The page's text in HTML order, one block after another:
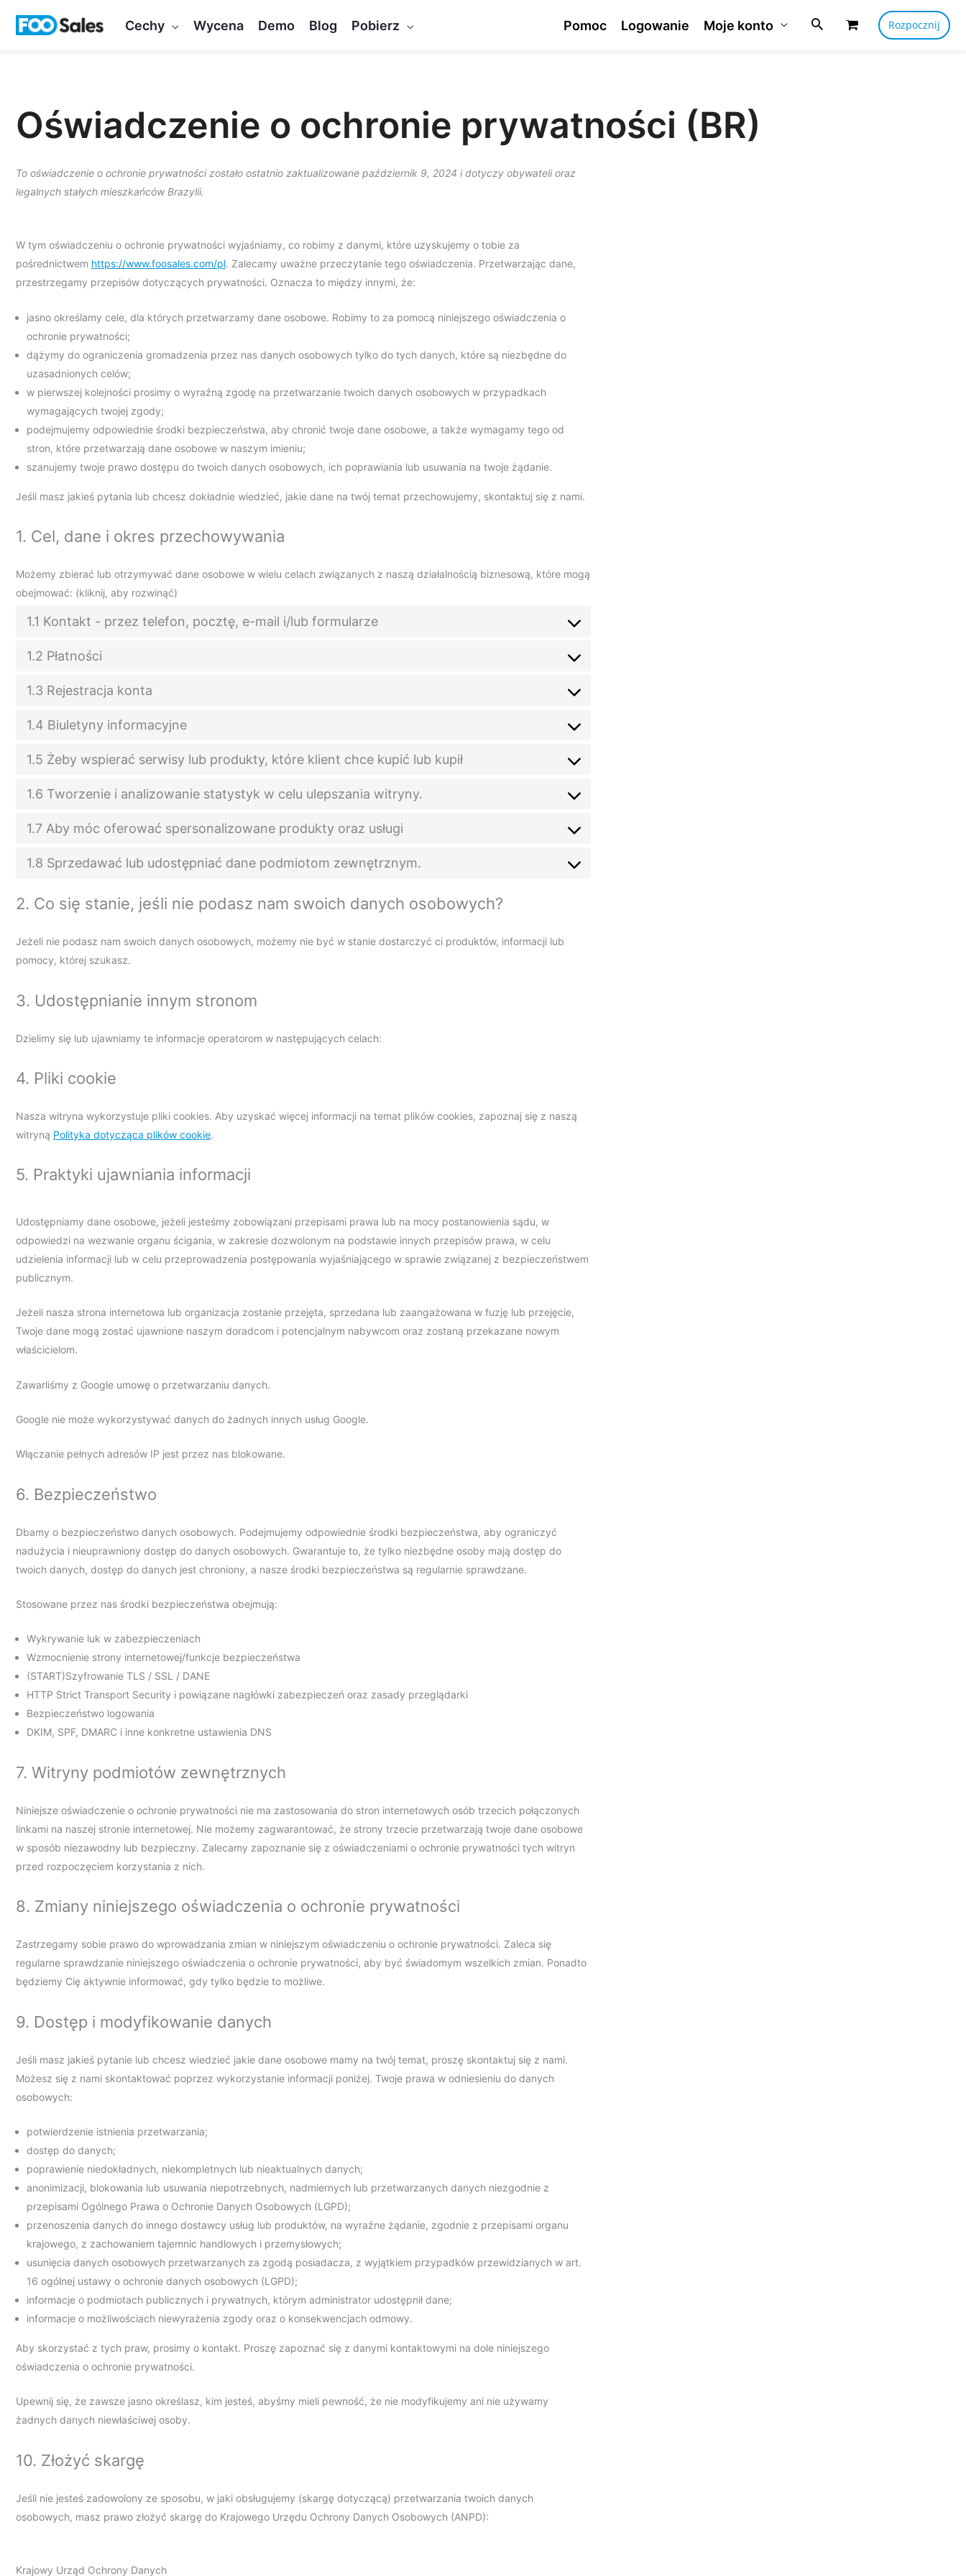
Cechy Wycena Demo Blog Pobierz Pomoc Logowanie Moje konto Rozpocznij
Oświadczenie o ochronie prywatności (BR)
To oświadczenie o ochronie prywatności zostało ostatnio zaktualizowane październik 9, 2024 i dotyczy obywateli oraz
legalnych stałych mieszkańców Brazylii.
W tym oświadczeniu o ochronie prywatności wyjaśniamy, co robimy z danymi, które uzyskujemy o tobie za
pośrednictwem https://www.foosales.com/pl. Zalecamy uważne przeczytanie tego oświadczenia. Przetwarzając dane,
przestrzegamy przepisów dotyczących prywatności. Oznacza to między innymi, że:
jasno określamy cele, dla których przetwarzamy dane osobowe. Robimy to za pomocą niniejszego oświadczenia o
ochronie prywatności;
dążymy do ograniczenia gromadzenia przez nas danych osobowych tylko do tych danych, które są niezbędne do
uzasadnionych celów;
w pierwszej kolejności prosimy o wyraźną zgodę na przetwarzanie twoich danych osobowych w przypadkach
wymagających twojej zgody;
podejmujemy odpowiednie środki bezpieczeństwa, aby chronić twoje dane osobowe, a także wymagamy tego od
stron, które przetwarzają dane osobowe w naszym imieniu;
szanujemy twoje prawo dostępu do twoich danych osobowych, ich poprawiania lub usuwania na twoje żądanie.
Jeśli masz jakieś pytania lub chcesz dokładnie wiedzieć, jakie dane na twój temat przechowujemy, skontaktuj się z nami.
1. Cel, dane i okres przechowywania
Możemy zbierać lub otrzymywać dane osobowe w wielu celach związanych z naszą działalnością biznesową, które mogą
obejmować: (kliknij, aby rozwinąć)
1.1 Kontakt - przez telefon, pocztę, e-mail i/lub formularze
1.2 Płatności
1.3 Rejestracja konta
1.4 Biuletyny informacyjne
1.5 Żeby wspierać serwisy lub produkty, które klient chce kupić lub kupił
1.6 Tworzenie i analizowanie statystyk w celu ulepszania witryny.
1.7 Aby móc oferować spersonalizowane produkty oraz usługi
1.8 Sprzedawać lub udostępniać dane podmiotom zewnętrznym.
2. Co się stanie, jeśli nie podasz nam swoich danych osobowych?
Jeżeli nie podasz nam swoich danych osobowych, możemy nie być w stanie dostarczyć ci produktów, informacji lub
pomocy, której szukasz.
3. Udostępnianie innym stronom
Dzielimy się lub ujawniamy te informacje operatorom w następujących celach:
4. Pliki cookie
Nasza witryna wykorzystuje pliki cookies. Aby uzyskać więcej informacji na temat plików cookies, zapoznaj się z naszą
witryną Polityka dotycząca plików cookie.
5. Praktyki ujawniania informacji
Udostępniamy dane osobowe, jeżeli jesteśmy zobowiązani przepisami prawa lub na mocy postanowienia sądu, w
odpowiedzi na wezwanie organu ścigania, w zakresie dozwolonym na podstawie innych przepisów prawa, w celu
udzielenia informacji lub w celu przeprowadzenia postępowania wyjaśniającego w sprawie związanej z bezpieczeństwem
publicznym.
Jeżeli nasza strona internetowa lub organizacja zostanie przejęta, sprzedana lub zaangażowana w fuzję lub przejęcie,
Twoje dane mogą zostać ujawnione naszym doradcom i potencjalnym nabywcom oraz zostaną przekazane nowym
właścicielom.
Zawarliśmy z Google umowę o przetwarzaniu danych.
Google nie może wykorzystywać danych do żadnych innych usług Google.
Włączanie pełnych adresów IP jest przez nas blokowane.
6. Bezpieczeństwo
Dbamy o bezpieczeństwo danych osobowych. Podejmujemy odpowiednie środki bezpieczeństwa, aby ograniczyć
nadużycia i nieuprawniony dostęp do danych osobowych. Gwarantuje to, że tylko niezbędne osoby mają dostęp do
twoich danych, dostęp do danych jest chroniony, a nasze środki bezpieczeństwa są regularnie sprawdzane.
Stosowane przez nas środki bezpieczeństwa obejmują:
Wykrywanie luk w zabezpieczeniach
Wzmocnienie strony internetowej/funkcje bezpieczeństwa
(START)Szyfrowanie TLS / SSL / DANE
HTTP Strict Transport Security i powiązane nagłówki zabezpieczeń oraz zasady przeglądarki
Bezpieczeństwo logowania
DKIM, SPF, DMARC i inne konkretne ustawienia DNS
7. Witryny podmiotów zewnętrznych
Niniejsze oświadczenie o ochronie prywatności nie ma zastosowania do stron internetowych osób trzecich połączonych
linkami na naszej stronie internetowej. Nie możemy zagwarantować, że strony trzecie przetwarzają twoje dane osobowe
w sposób niezawodny lub bezpieczny. Zalecamy zapoznanie się z oświadczeniami o ochronie prywatności tych witryn
przed rozpoczęciem korzystania z nich.
8. Zmiany niniejszego oświadczenia o ochronie prywatności
Zastrzegamy sobie prawo do wprowadzania zmian w niniejszym oświadczeniu o ochronie prywatności. Zaleca się
regularne sprawdzanie niniejszego oświadczenia o ochronie prywatności, aby być świadomym wszelkich zmian. Ponadto
będziemy Cię aktywnie informować, gdy tylko będzie to możliwe.
9. Dostęp i modyfikowanie danych
Jeśli masz jakieś pytanie lub chcesz wiedzieć jakie dane osobowe mamy na twój temat, proszę skontaktuj się z nami.
Możesz się z nami skontaktować poprzez wykorzystanie informacji poniżej. Twoje prawa w odniesieniu do danych
osobowych:
potwierdzenie istnienia przetwarzania;
dostęp do danych;
poprawienie niedokładnych, niekompletnych lub nieaktualnych danych;
anonimizacji, blokowania lub usuwania niepotrzebnych, nadmiernych lub przetwarzanych danych niezgodnie z
przepisami Ogólnego Prawa o Ochronie Danych Osobowych (LGPD);
przenoszenia danych do innego dostawcy usług lub produktów, na wyraźne żądanie, zgodnie z przepisami organu
krajowego, z zachowaniem tajemnic handlowych i przemysłowych;
usunięcia danych osobowych przetwarzanych za zgodą posiadacza, z wyjątkiem przypadków przewidzianych w art.
16 ogólnej ustawy o ochronie danych osobowych (LGPD);
informacje o podmiotach publicznych i prywatnych, którym administrator udostępnił dane;
informacje o możliwościach niewyrażenia zgody oraz o konsekwencjach odmowy.
Aby skorzystać z tych praw, prosimy o kontakt. Proszę zapoznać się z danymi kontaktowymi na dole niniejszego
oświadczenia o ochronie prywatności.
Upewnij się, że zawsze jasno określasz, kim jesteś, abyśmy mieli pewność, że nie modyfikujemy ani nie używamy
żadnych danych niewłaściwej osoby.
10. Złożyć skargę
Jeśli nie jesteś zadowolony ze sposobu, w jaki obsługujemy (skargę dotyczącą) przetwarzania twoich danych
osobowych, masz prawo złożyć skargę do Krajowego Urzędu Ochrony Danych Osobowych (ANPD):
Krajowy Urząd Ochrony Danych